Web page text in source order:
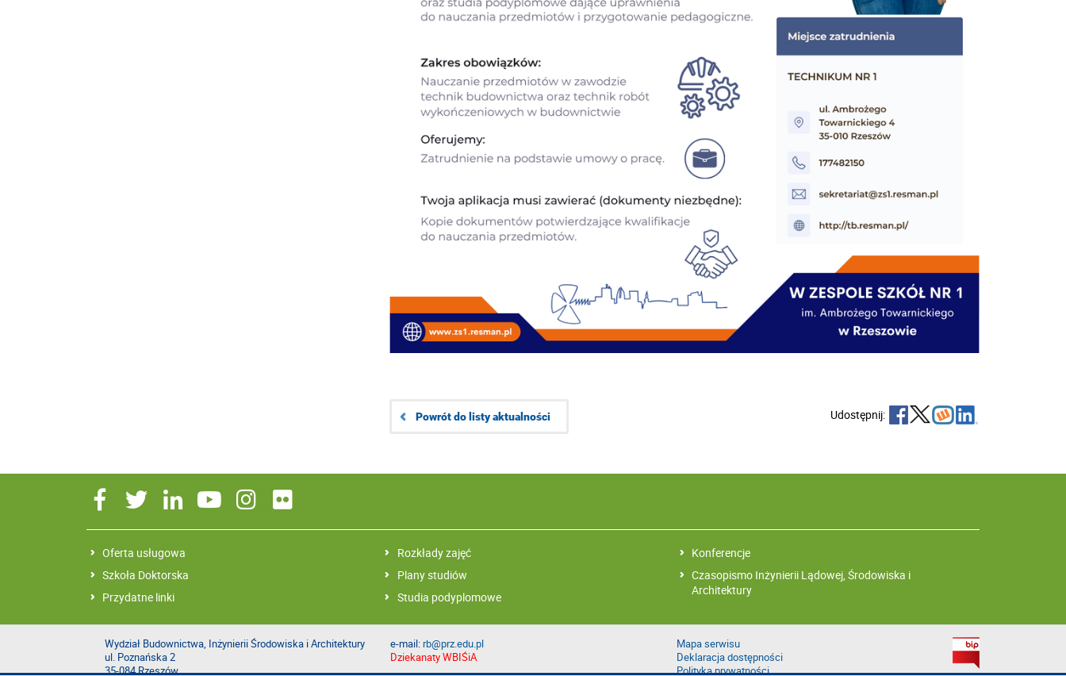
Udostępnij:
Powrót do listy aktualności
Oferta usługowa
Szkoła Doktorska
Przydatne linki
Rozkłady zajęć
Plany studiów
Studia podyplomowe
Konferencje
Czasopismo Inżynierii Lądowej, Środowiska i
Architektury
Wydział Budownictwa, Inżynierii Środowiska i Architektury
ul. Poznańska 2
35-084 Rzeszów
e-mail:rb@prz.edu.pl
Dziekanaty WBIŚiA
Mapa serwisu
Deklaracja dostępności
Polityka prywatności